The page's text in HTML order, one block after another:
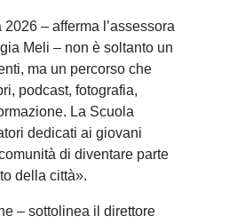
– afferma l’assessora
Meli – non è soltanto un
ma un percorso che
podcast, fotografia,
La Scuola
dedicati ai giovani
di diventare parte
della città».
– sottolinea il direttore